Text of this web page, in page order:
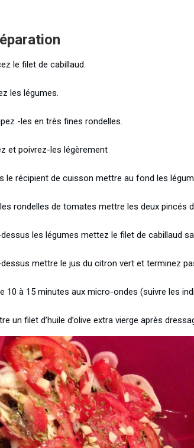
le filet de cabillaud.
les légumes.
-les en très fines rondelles.
et poivrez-les légèrement
le récipient de cuisson mettre au fond les
rondelles de tomates mettre les deux pincés
les légumes mettez le filet de cabillaud
mettre le jus du citron vert et terminez
10 à 15 minutes aux micro-ondes (suivre les
un filet d’huile d’olive extra vierge après